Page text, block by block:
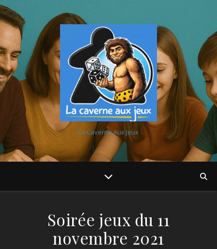
La Caverne Aux Jeux
Soirée jeux du 11
novembre 2021